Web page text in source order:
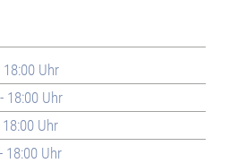
Uhr
18:00 Uhr
Uhr
18:00 Uhr